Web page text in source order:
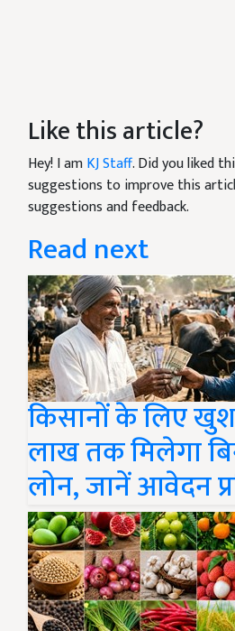
Like this article?
Hey! I amKJ Staff. Did you liked
suggestions to improve this
suggestions and feedback.
Read next
किसानों के लिए
लाख तक मिलेगा
लोन, जानें आवेदन